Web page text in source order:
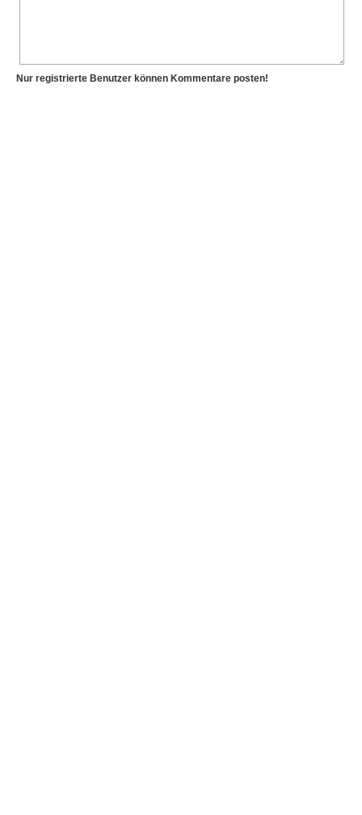
Nur registrierte Benutzer können Kommentare posten!